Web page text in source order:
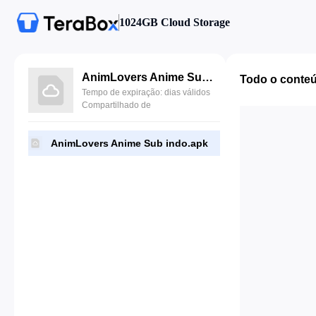
1024GB Cloud Storage
AnimLovers Anime Sub indo.apk
Tempo de expiração: dias válidos
Compartilhado de
AnimLovers Anime Sub indo.apk
Todo o